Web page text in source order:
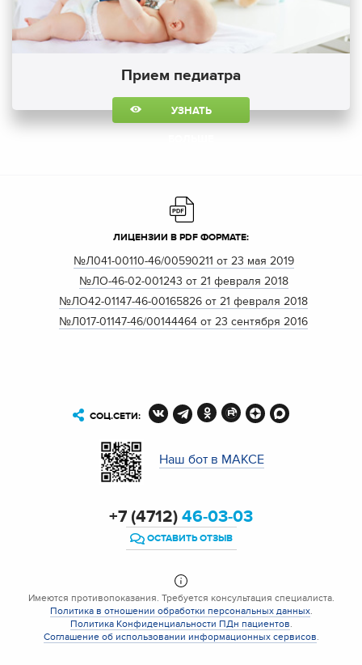
Прием педиатра
УЗНАТЬ
ЛИЦЕНЗИИ В PDF ФОРМАТЕ:
№Л041-00110-46/00590211 от 23 мая 2019
№ЛО-46-02-001243 от 21 февраля 2018
№ЛО42-01147-46-00165826 от 21 февраля 2018
№Л017-01147-46/00144464 от 23 сентября 2016
СОЦ.СЕТИ:
Наш бот в МАКСЕ
+7 (4712)46-03-03
ОСТАВИТЬ ОТЗЫВ
Имеются противопоказания. Требуется консультация специалиста.
Политика в отношении обработки персональных данных.
Политика Конфиденциальности ПДн пациентов.
Соглашение об использовании информационных сервисов.